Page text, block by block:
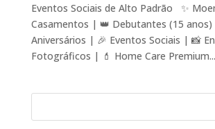
Eventos Sociais de Alto Padrão ✨
Casamentos | 👑 Debutantes (15
Aniversários | 🎉 Eventos Sociais | 📸
Fotográficos | 💄 Home Care Premium...